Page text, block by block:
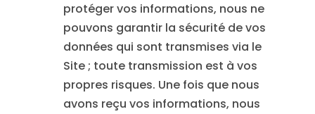
protéger vos informations, nous ne
pouvons garantir la sécurité de vos
données qui sont transmises via le
Site ; toute transmission est à vos
propres risques. Une fois que nous
avons reçu vos informations, nous